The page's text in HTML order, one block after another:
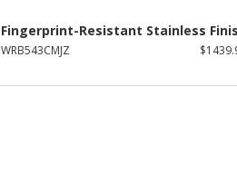
Fingerprint-Resistant Stainless
WRB543CMJZ